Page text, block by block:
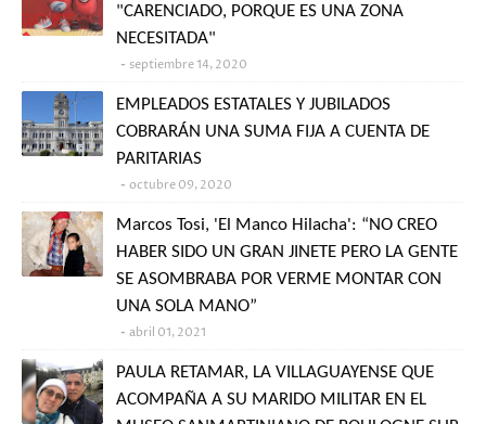
"CARENCIADO, PORQUE ES UNA ZONA
NECESITADA"
septiembre 14, 2020
EMPLEADOS ESTATALES Y JUBILADOS
COBRARÁN UNA SUMA FIJA A CUENTA DE
PARITARIAS
octubre 09, 2020
Marcos Tosi, 'El Manco Hilacha': “NO CREO
HABER SIDO UN GRAN JINETE PERO LA GENTE
SE ASOMBRABA POR VERME MONTAR CON
UNA SOLA MANO”
abril 01, 2021
PAULA RETAMAR, LA VILLAGUAYENSE QUE
ACOMPAÑA A SU MARIDO MILITAR EN EL